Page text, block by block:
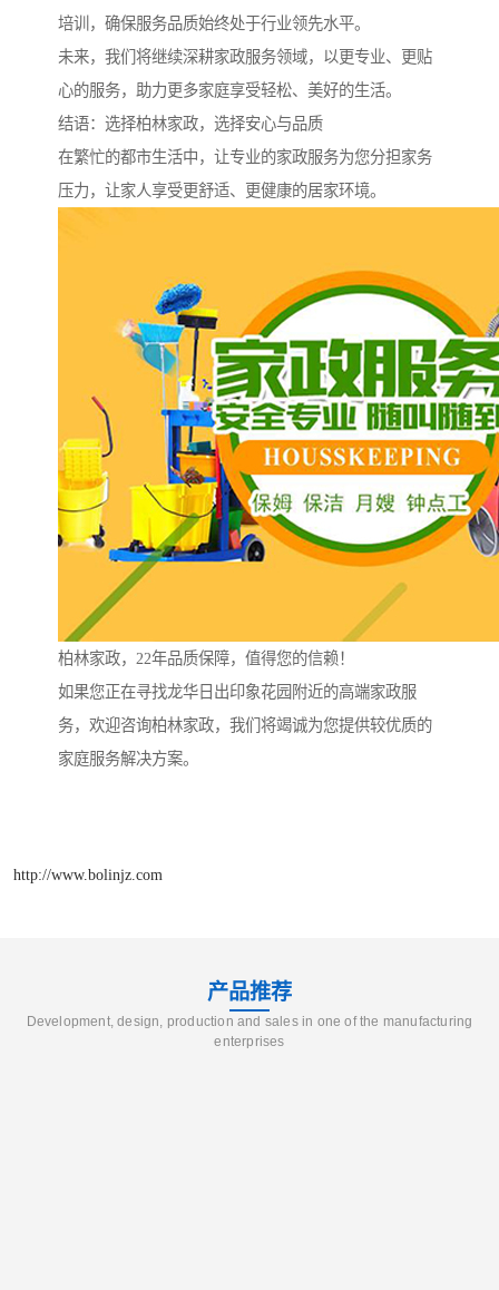
培训，确保服务品质始终处于行业领先水平。
未来，我们将继续深耕家政服务领域，以更专业、更贴
心的服务，助力更多家庭享受轻松、美好的生活。
结语：选择柏林家政，选择安心与品质
在繁忙的都市生活中，让专业的家政服务为您分担家务
压力，让家人享受更舒适、更健康的居家环境。
柏林家政，22年品质保障，值得您的信赖！
如果您正在寻找龙华日出印象花园附近的高端家政服
务，欢迎咨询柏林家政，我们将竭诚为您提供较优质的
家庭服务解决方案。
http://www.bolinjz.com
产品推荐
Development, design, production and sales in one of the manufacturing
enterprises